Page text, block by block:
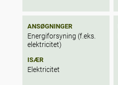
ANSØGNINGER
Energiforsyning (f.eks.
elektricitet)
ISÆR
Elektricitet